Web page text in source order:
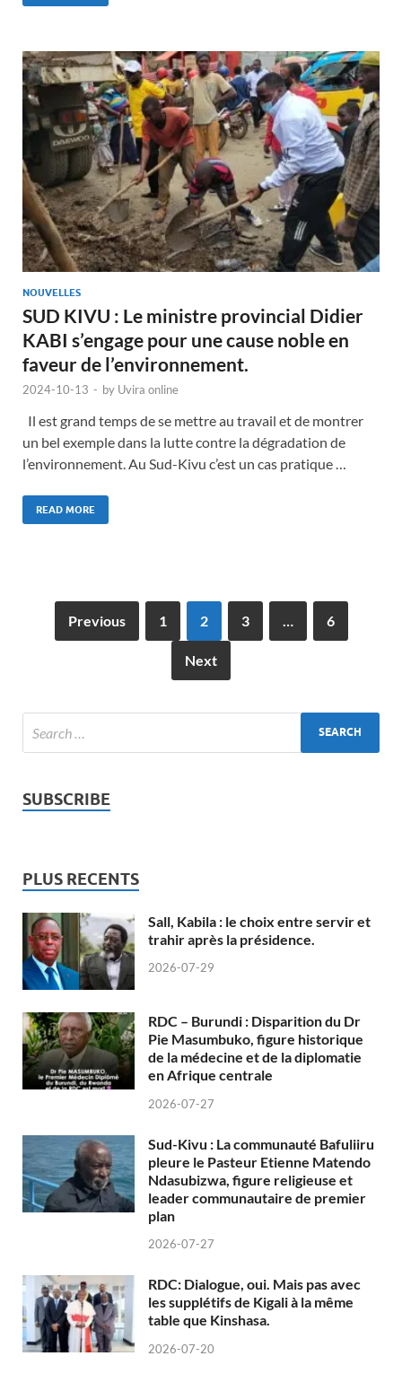
NOUVELLES
SUD KIVU : Le ministre provincial Didier
KABI s’engage pour une cause noble en
faveur de l’environnement.
2024-10-13 - by Uvira online
Il est grand temps de se mettre au travail et de montrer
un bel exemple dans la lutte contre la dégradation de
l’environnement. Au Sud-Kivu c’est un cas pratique …
READ MORE
Previous 1 2 3 6
Next
SUBSCRIBE
PLUS RECENTS
Sall, Kabila : le choix entre servir et
trahir après la présidence.
2026-07-29
RDC – Burundi : Disparition du Dr
Pie Masumbuko, figure historique
de la médecine et de la diplomatie
en Afrique centrale
2026-07-27
Sud-Kivu : La communauté Bafuliiru
pleure le Pasteur Etienne Matendo
Ndasubizwa, figure religieuse et
leader communautaire de premier
plan
2026-07-27
RDC: Dialogue, oui. Mais pas avec
les supplétifs de Kigali à la même
table que Kinshasa.
2026-07-20